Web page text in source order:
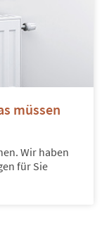
müssen
Wir haben
für Sie